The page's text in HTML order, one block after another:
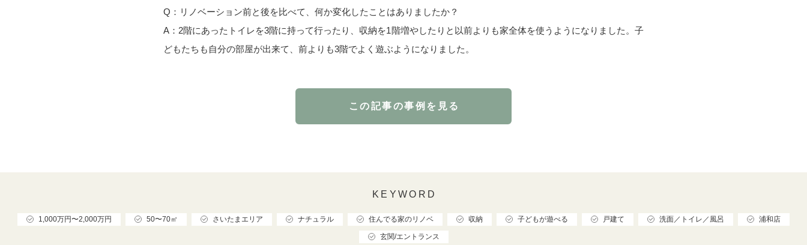
Q：リノベーション前と後を比べて、何か変化したことはありましたか？
A：2階にあったトイレを3階に持って行ったり、収納を1階増やしたりと以前よりも家全体を使うようになりました。子
どもたちも自分の部屋が出来て、前よりも3階でよく遊ぶようになりました。
この記事の事例を見る
KEYWORD
1,000万円〜2,000万円 50〜70㎡ さいたまエリア ナチュラル 住んでる家のリノベ 収納 子どもが遊べる 戸建て 洗面／トイレ／風呂 浦和店
玄関/エントランス